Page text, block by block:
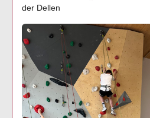
der Dellen